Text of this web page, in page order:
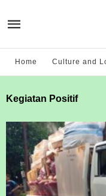
Home Culture and
Kegiatan Positif